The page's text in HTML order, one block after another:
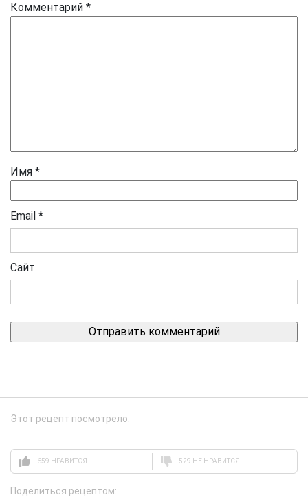
Комментарий *
Имя *
Email *
Сайт
Этот рецепт посмотрело:
659 НРАВИТСЯ 529 НЕ НРАВИТСЯ
Поделиться рецептом: